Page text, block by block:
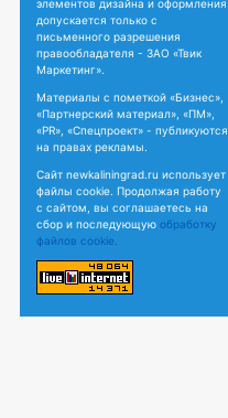
элементов дизайна и оформления
допускается только с
письменного разрешения
правообладателя - ЗАО «Твик
Маркетинг».
Материалы с пометкой «Бизнес»,
«Партнерский материал», «ПМ»,
«PR», «Спецпроект» - публикуются
на правах рекламы.
Сайт newkaliningrad.ru использует
файлы cookie. Продолжая работу
с сайтом, вы соглашаетесь на
сбор и последующую обработку
файлов cookie.